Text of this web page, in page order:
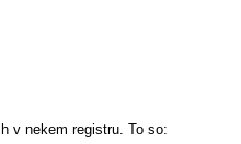
v nekem registru. To so: